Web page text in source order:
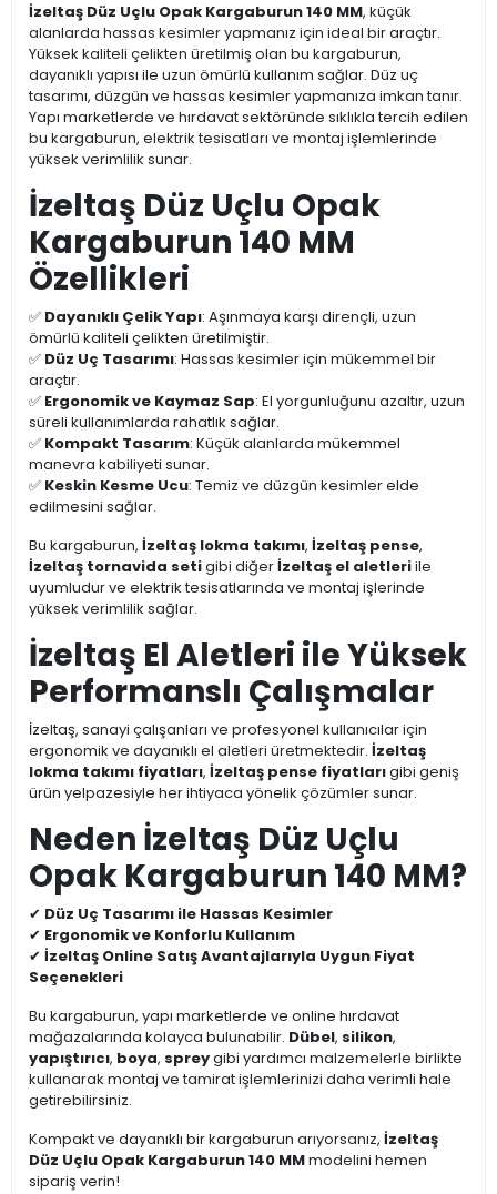
İzeltaş Düz Uçlu Opak Kargaburun 140 MM, küçük
alanlarda hassas kesimler yapmanız için ideal bir araçtır.
Yüksek kaliteli çelikten üretilmiş olan bu kargaburun,
dayanıklı yapısı ile uzun ömürlü kullanım sağlar. Düz uç
tasarımı, düzgün ve hassas kesimler yapmanıza imkan tanır.
Yapı marketlerde ve hırdavat sektöründe sıklıkla tercih edilen
bu kargaburun, elektrik tesisatları ve montaj işlemlerinde
yüksek verimlilik sunar.
İzeltaş Düz Uçlu Opak
Kargaburun 140 MM
Özellikleri
✅ Dayanıklı Çelik Yapı: Aşınmaya karşı dirençli, uzun
ömürlü kaliteli çelikten üretilmiştir.
✅ Düz Uç Tasarımı: Hassas kesimler için mükemmel bir
araçtır.
✅ Ergonomik ve Kaymaz Sap: El yorgunluğunu azaltır, uzun
süreli kullanımlarda rahatlık sağlar.
✅ Kompakt Tasarım: Küçük alanlarda mükemmel
manevra kabiliyeti sunar.
✅ Keskin Kesme Ucu: Temiz ve düzgün kesimler elde
edilmesini sağlar.
Bu kargaburun, İzeltaş lokma takımı, İzeltaş pense,
İzeltaş tornavida setigibi diğerİzeltaş el aletleriile
uyumludur ve elektrik tesisatlarında ve montaj işlerinde
yüksek verimlilik sağlar.
İzeltaş El Aletleri ile Yüksek
Performanslı Çalışmalar
İzeltaş, sanayi çalışanları ve profesyonel kullanıcılar için
ergonomik ve dayanıklı el aletleri üretmektedir. İzeltaş
lokma takımı fiyatları, İzeltaş pense fiyatlarıgibi geniş
ürün yelpazesiyle her ihtiyaca yönelik çözümler sunar.
Neden İzeltaş Düz Uçlu
Opak Kargaburun 140 MM?
✔ Düz Uç Tasarımı ile Hassas Kesimler
✔ Ergonomik ve Konforlu Kullanım
✔ İzeltaş Online Satış Avantajlarıyla Uygun Fiyat
Seçenekleri
Bu kargaburun, yapı marketlerde ve online hırdavat
mağazalarında kolayca bulunabilir. Dübel, silikon,
yapıştırıcı, boya, spreygibi yardımcı malzemelerle birlikte
kullanarak montaj ve tamirat işlemlerinizi daha verimli hale
getirebilirsiniz.
Kompakt ve dayanıklı bir kargaburun arıyorsanız, İzeltaş
Düz Uçlu Opak Kargaburun 140 MMmodelini hemen
sipariş verin!